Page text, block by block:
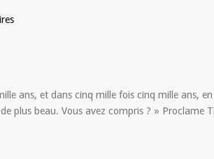
ans, et dans cinq mille fois cinq mille ans,
plus beau. Vous avez compris ? » Proclame